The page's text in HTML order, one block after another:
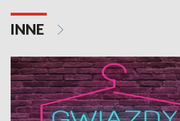
INNE